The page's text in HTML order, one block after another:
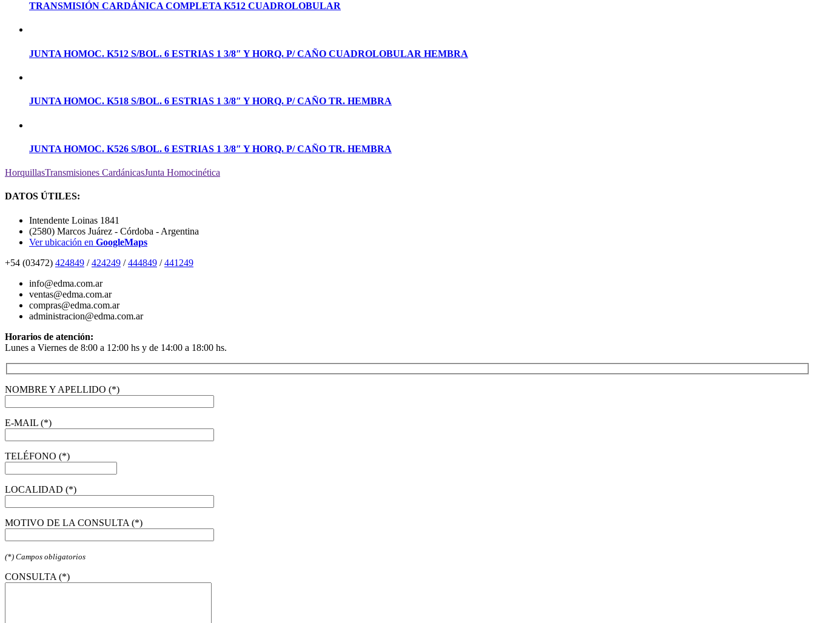
TRANSMISIÓN CARDÁNICA COMPLETA K512 CUADROLOBULAR
JUNTA HOMOC. K512 S/BOL. 6 ESTRIAS 1 3/8″ Y HORQ. P/ CAÑO CUADROLOBULAR HEMBRA
JUNTA HOMOC. K518 S/BOL. 6 ESTRIAS 1 3/8″ Y HORQ. P/ CAÑO TR. HEMBRA
JUNTA HOMOC. K526 S/BOL. 6 ESTRIAS 1 3/8″ Y HORQ. P/ CAÑO TR. HEMBRA
HorquillasTransmisiones CardánicasJunta Homocinética
DATOS ÚTILES:
Intendente Loinas 1841
(2580) Marcos Juárez - Córdoba - Argentina
Ver ubicación en GoogleMaps
+54 (03472) 424849 /424249 /444849 /441249
info@edma.com.ar
ventas@edma.com.ar
compras@edma.com.ar
administracion@edma.com.ar
Horarios de atención:
Lunes a Viernes de 8:00 a 12:00 hs y de 14:00 a 18:00 hs.
NOMBRE Y APELLIDO (*)
E-MAIL (*)
TELÉFONO (*)
LOCALIDAD (*)
MOTIVO DE LA CONSULTA (*)
(*) Campos obligatorios
CONSULTA (*)